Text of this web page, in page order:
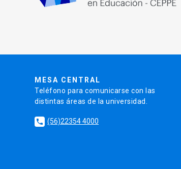
MESA CENTRAL
Teléfono para comunicarse con las
distintas áreas de la universidad.
local_phone (56)22354 4000